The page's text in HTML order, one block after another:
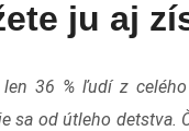
ju aj
len 36 % ľudí z
sa od útleho detstva.